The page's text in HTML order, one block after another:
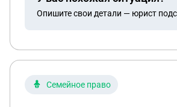
услуг, что подтверждается последующими
очная встреча, по итогам
последующую формальную
Опишите свои детали — юрист
Семейное право